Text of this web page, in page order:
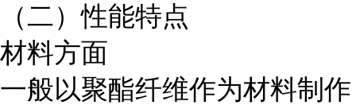
（二）性能特点
材料方面
一般以聚酯纤维作为材料制作